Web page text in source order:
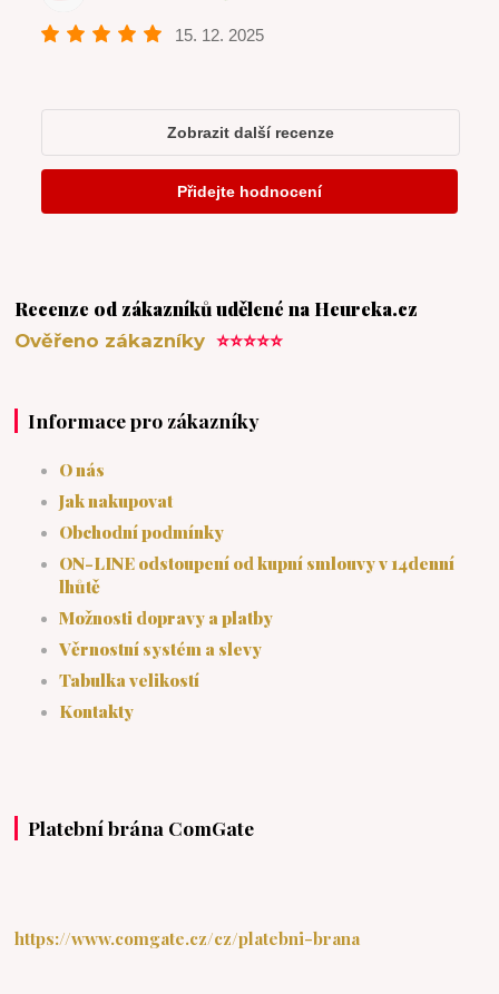
Recenze od zákazníků udělené na Heureka.cz
Ověřeno zákazníky⭐⭐⭐⭐⭐
Informace pro zákazníky
O nás
Jak nakupovat
Obchodní podmínky
ON-LINE odstoupení od kupní smlouvy v 14denní
lhůtě
Možnosti dopravy a platby
Věrnostní systém a slevy
Tabulka velikostí
Kontakty
Platební brána ComGate
https://www.comgate.cz/cz/platebni-brana